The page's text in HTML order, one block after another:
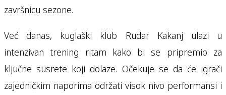
završnicu sezone.
Već danas, kuglaški klub Rudar Kakanj ulazi u
intenzivan trening ritam kako bi se pripremio za
ključne susrete koji dolaze. Očekuje se da će igrači
zajedničkim naporima održati visok nivo performansi i